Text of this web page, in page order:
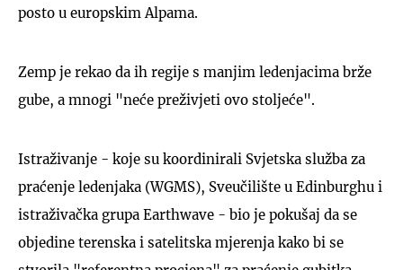
posto u europskim Alpama.
Zemp je rekao da ih regije s manjim ledenjacima brže
gube, a mnogi "neće preživjeti ovo stoljeće".
Istraživanje - koje su koordinirali Svjetska služba za
praćenje ledenjaka (WGMS), Sveučilište u Edinburghu i
istraživačka grupa Earthwave - bio je pokušaj da se
objedine terenska i satelitska mjerenja kako bi se